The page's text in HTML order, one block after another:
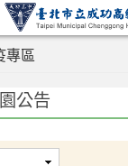
專區
公告